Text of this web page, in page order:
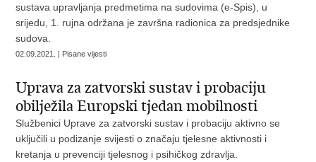
sustava upravljanja predmetima na sudovima (e-Spis), u
srijedu, 1. rujna održana je završna radionica za predsjednike
sudova.
02.09.2021. | Pisane vijesti
Uprava za zatvorski sustav i probaciju
obilježila Europski tjedan mobilnosti
Službenici Uprave za zatvorski sustav i probaciju aktivno se
uključili u podizanje svijesti o značaju tjelesne aktivnosti i
kretanja u prevenciji tjelesnog i psihičkog zdravlja.